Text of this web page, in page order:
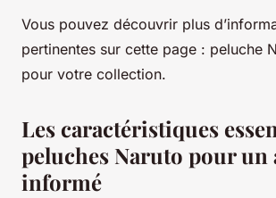
Vous pouvez découvrir plus
pertinentes sur cette page : peluche
pour votre collection.
Les caractéristiques
peluches Naruto pour un
informé